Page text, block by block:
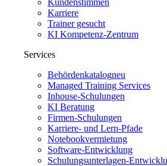
Kundenstimmen
Karriere
Trainer gesucht
KI Kompetenz-Zentrum
Services
Behördenkatalogneu
Managed Training Services
Inhouse-Schulungen
KI Beratung
Firmen-Schulungen
Karriere- und Lern-Pfade
Notebookvermietung
Software-Entwicklung
Schulungsunterlagen-